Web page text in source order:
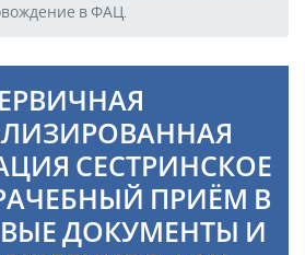
в ФАЦ.
СЕСТРИНСКОЕ
ПРИЁМ В
ДОКУМЕНТЫ И